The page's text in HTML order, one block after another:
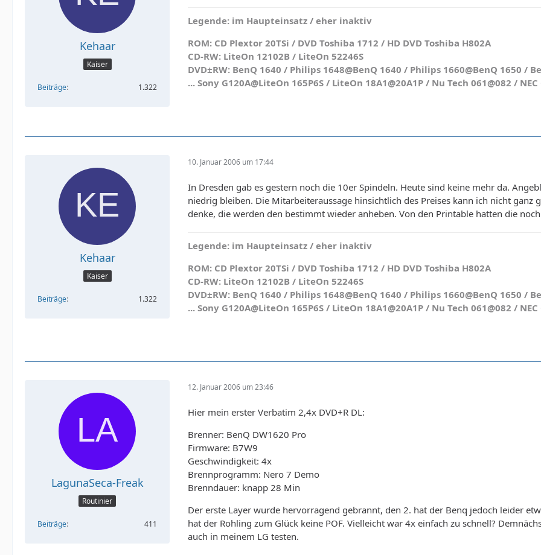
Kehaar
Kaiser
Beiträge 1.322
Legende: im Haupteinsatz / eher inaktiv
ROM: CD Plextor 20TSi / DVD Toshiba 1712 / HD DVD Toshiba H802A
CD-RW: LiteOn 12102B / LiteOn 52246S
DVD±RW: BenQ 1640 / Philips 1648@BenQ 1640 / Philips 1660@BenQ 1650 /
... Sony G120A@LiteOn 165P6S / LiteOn 18A1@20A1P / Nu Tech 061@082 /
Kehaar
Kaiser
Beiträge 1.322
10. Januar 2006 um 17:44
In Dresden gab es gestern noch die 10er Spindeln. Heute sind keine mehr da.
niedrig bleiben. Die Mitarbeiteraussage hinsichtlich des Preises kann ich nicht ganz
denke, die werden den bestimmt wieder anheben. Von den Printable hatten die
Legende: im Haupteinsatz / eher inaktiv
ROM: CD Plextor 20TSi / DVD Toshiba 1712 / HD DVD Toshiba H802A
CD-RW: LiteOn 12102B / LiteOn 52246S
DVD±RW: BenQ 1640 / Philips 1648@BenQ 1640 / Philips 1660@BenQ 1650 /
... Sony G120A@LiteOn 165P6S / LiteOn 18A1@20A1P / Nu Tech 061@082 /
LagunaSeca-Freak
Routinier
Beiträge 411
12. Januar 2006 um 23:46
Hier mein erster Verbatim 2,4x DVD+R DL:
Brenner: BenQ DW1620 Pro
Firmware: B7W9
Geschwindigkeit: 4x
Brennprogramm: Nero 7 Demo
Brenndauer: knapp 28 Min
Der erste Layer wurde hervorragend gebrannt, den 2. hat der Benq jedoch leider
hat der Rohling zum Glück keine POF. Vielleicht war 4x einfach zu schnell?
auch in meinem LG testen.